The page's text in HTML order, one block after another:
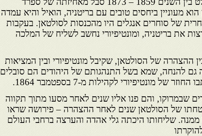
מעוניין ביחסים טובים עם בריטניה, הואיל והיא עמדה
של סוחרים אנגלים היו מהכנסות לסולטאן. בעקבות
את בריטניה, ומונטיפיורי נחשב לשליח של המלכה
ההצהרה של הסולטאן, שקיבל מונטיפיורי ובין המציאות
גם להנחה, שמא בשל התנהגותם של היהודים הם סובלים
מונטיפיורי לקהילות מ-7 בספטמבר 1864.
שבמרוקו, והם פנו אליו שנים לאחר מסעו מתוך תקווה
של הסולטאן שנים לאחר ההצהרה – פירושה שראו
שליחותו היכתה גלי אהדה והערצה ברחבי העולם